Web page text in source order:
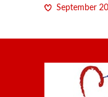
September